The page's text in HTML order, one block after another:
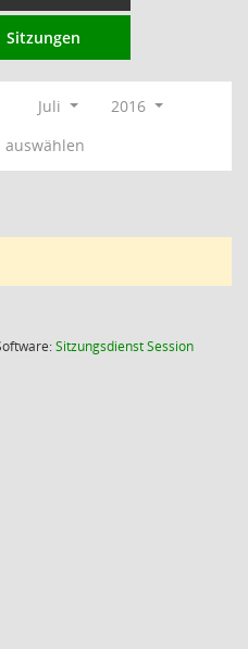
Sitzungen
Juli
2016
auswählen
SitzungsdienstSession(Wird in